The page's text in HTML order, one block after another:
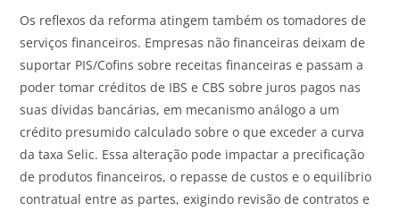
Os reflexos da reforma atingem também os tomadores de
serviços financeiros. Empresas não financeiras deixam de
suportar PIS/Cofins sobre receitas financeiras e passam a
poder tomar créditos de IBS e CBS sobre juros pagos nas
suas dívidas bancárias, em mecanismo análogo a um
crédito presumido calculado sobre o que exceder a curva
da taxa Selic. Essa alteração pode impactar a precificação
de produtos financeiros, o repasse de custos e o equilíbrio
contratual entre as partes, exigindo revisão de contratos e